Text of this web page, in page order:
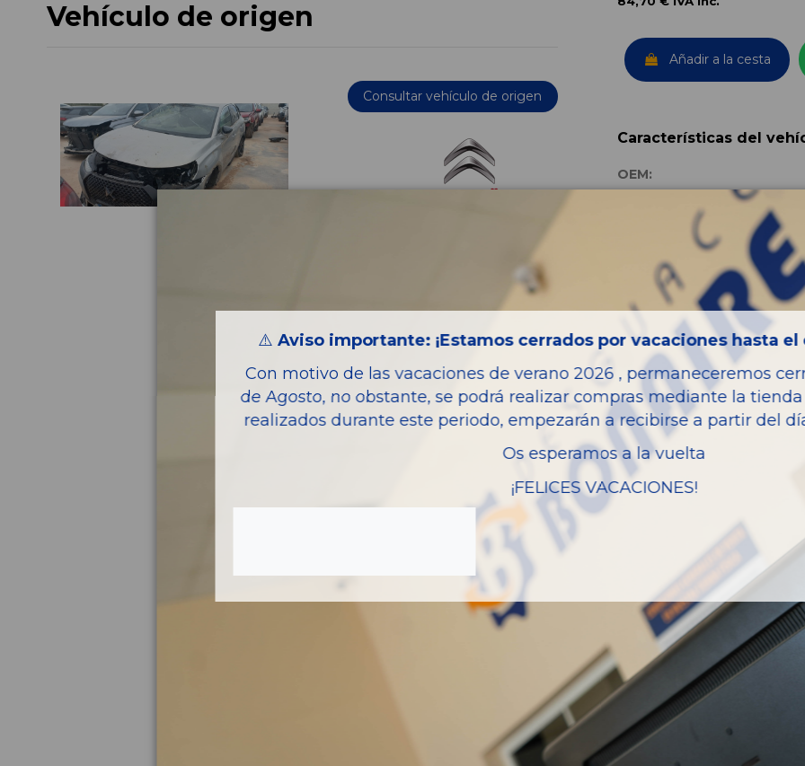
Vehículo de origen
Consultar vehículo de origen
Añadir a la cesta
Características del
OEM:
Código motor
Bastidor
Combustible
Versión
Potencia
Ref.Marca
Ref.Equivalencia
Modelo
Piezas almacenadas del
⚠️ Aviso importante: ¡Estamos cerrados por vacaciones hasta el
Con motivo de las vacaciones de verano 2026 , permaneceremos
de Agosto, no obstante, se podrá realizar compras mediante la
realizados durante este periodo, empezarán a recibirse a partir del
Os esperamos a la vuelta
¡FELICES VACACIONES!